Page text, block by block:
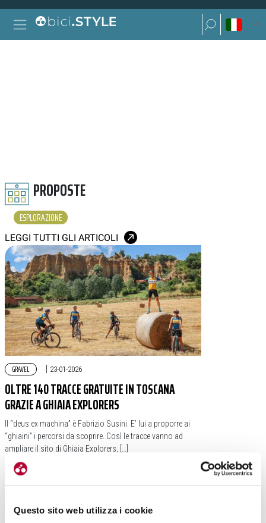
Questo sito web utilizza i cookie
Vai al contenuto
Navigazione principale
Ricerca per:
Ricerca per:
PROPOSTE
ESPLORAZIONE
LEGGI TUTTI GLI ARTICOLI
GRAVEL | 23-01-2026
OLTRE 140 TRACCE GRATUITE IN TOSCANA
GRAZIE A GHIAIA EXPLORERS
Il “deus ex machina” è Fabrizio Susini. E’ lui a proporre ai
“ghiaini” i percorsi da scoprire. Così le tracce vanno ad
ampliare il sito di Ghiaia Explorers, […]
#TOSCANA